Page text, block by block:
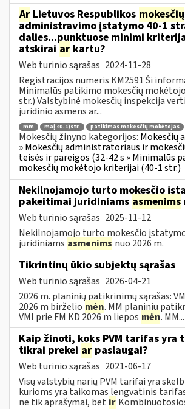
Ar Lietuvos Respublikos mokesčių
administravimo įstatymo 40-1
dalies...punktuose minimi
atskirai ar kartu?
Web turinio sąrašas 2024-11-28
Registracijos numeris KM2591 Ši
Minimalūs patikimo mokesčių
str.) Valstybinė mokesčių inspekcija
juridinio asmens ar...
mm maį 40-1)str. patikimas mokesčių mokėtojas
Mokesčių žinyno kategorijos: Mokesčių
» Mokesčių administratoriaus ir
teisės ir pareigos (32-42 s » Minimalūs
mokesčių mokėtojo kriterijai (40-1 str.)
Nekilnojamojo turto mokesčio
pakeitimai juridiniams asmenims
Web turinio sąrašas 2025-11-12
Nekilnojamojo turto mokesčio
juridiniams asmenims nuo 2026 m.
Tikrintinų ūkio subjektų sąrašas
Web turinio sąrašas 2026-04-21
2026 m. planinių patikrinimų sąrašas:
2026 m birželio mėn. MM planinių
VMI prie FM KD 2026 m liepos mėn. MM...
Kaip žinoti, koks PVM tarifas yra
tikrai prekei ar paslaugai?
Web turinio sąrašas 2021-06-17
Visų valstybių narių PVM tarifai yra
kurioms yra taikomas lengvatinis
ne tik aprašymai, bet ir